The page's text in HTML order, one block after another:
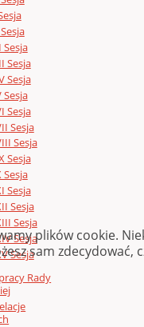
Sesja
Sesja
Sesja
Sesja
Sesja
Sesja
Sesja
Sesja
Sesja
Sesja
Sesja
Sesja
Sesja
Sesja
Rady
plików cookie.
sam